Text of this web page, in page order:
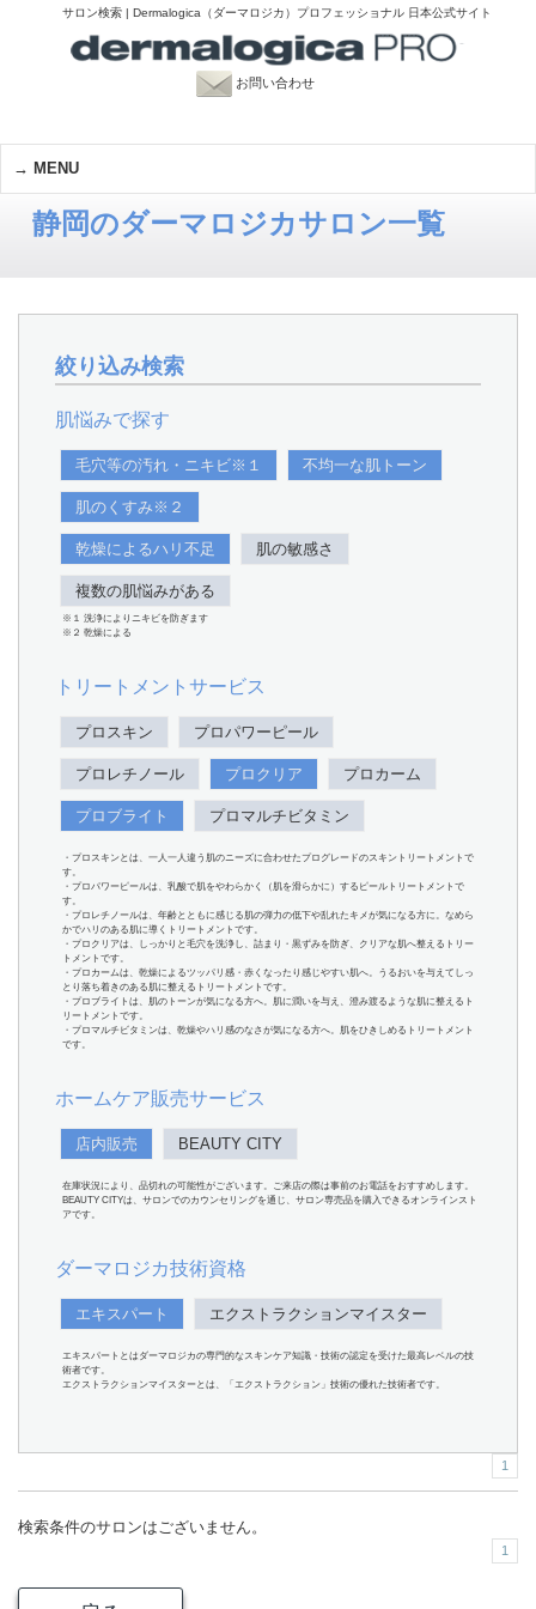
サロン検索 | Dermalogica（ダーマロジカ）プロフェッショナル 日本公式サイト
お問い合わせ
MENU
静岡のダーマロジカサロン一覧
絞り込み検索
肌悩みで探す
毛穴等の汚れ・ニキビ※１ 不均一な肌トーン
肌のくすみ※２
乾燥によるハリ不足 肌の敏感さ
複数の肌悩みがある
※１ 洗浄によりニキビを防ぎます
※２ 乾燥による
トリートメントサービス
プロスキン プロパワーピール
プロレチノール プロクリア プロカーム
プロブライト プロマルチビタミン
・プロスキンとは、一人一人違う肌のニーズに合わせたプログレードのスキントリートメントで
す。
・プロパワーピールは、乳酸で肌をやわらかく（肌を滑らかに）するピールトリートメントで
す。
・プロレチノールは、年齢とともに感じる肌の弾力の低下や乱れたキメが気になる方に。なめら
かでハリのある肌に導くトリートメントです。
・プロクリアは、しっかりと毛穴を洗浄し、詰まり・黒ずみを防ぎ、クリアな肌へ整えるトリー
トメントです。
・プロカームは、乾燥によるツッパリ感・赤くなったり感じやすい肌へ。うるおいを与えてしっ
とり落ち着きのある肌に整えるトリートメントです。
・プロブライトは、肌のトーンが気になる方へ。肌に潤いを与え、澄み渡るような肌に整えるト
リートメントです。
・プロマルチビタミンは、乾燥やハリ感のなさが気になる方へ。肌をひきしめるトリートメント
です。
ホームケア販売サービス
店内販売 BEAUTY CITY
在庫状況により、品切れの可能性がございます。ご来店の際は事前のお電話をおすすめします。
BEAUTY CITYは、サロンでのカウンセリングを通じ、サロン専売品を購入できるオンラインスト
アです。
ダーマロジカ技術資格
エキスパート エクストラクションマイスター
エキスパートとはダーマロジカの専門的なスキンケア知識・技術の認定を受けた最高レベルの技
術者です。
エクストラクションマイスターとは、「エクストラクション」技術の優れた技術者です。
1
検索条件のサロンはございません。
1